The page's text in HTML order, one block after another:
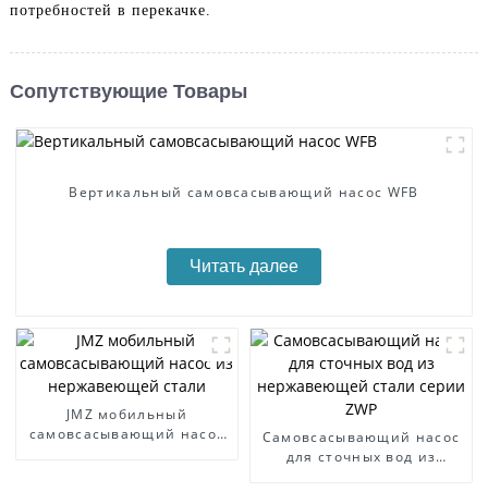
потребностей в перекачке.
Сопутствующие Товары
Вертикальный самовсасывающий насос WFB
Читать далее
JMZ мобильный
самовсасывающий насос
Самовсасывающий насос
для сточных вод из